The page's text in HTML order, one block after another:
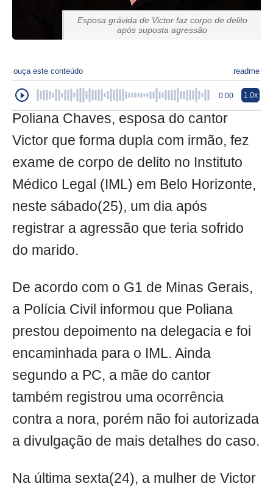
Esposa grávida de Victor faz corpo de delito
após suposta agressão
ouça este conteúdo readme
0:00 1.0x
Poliana Chaves, esposa do cantor
Victor que forma dupla com irmão, fez
exame de corpo de delito no Instituto
Médico Legal (IML) em Belo Horizonte,
neste sábado(25), um dia após
registrar a agressão que teria sofrido
do marido.
De acordo com o G1 de Minas Gerais,
a Polícia Civil informou que Poliana
prestou depoimento na delegacia e foi
encaminhada para o IML. Ainda
segundo a PC, a mãe do cantor
também registrou uma ocorrência
contra a nora, porém não foi autorizada
a divulgação de mais detalhes do caso.
Na última sexta(24), a mulher de Victor